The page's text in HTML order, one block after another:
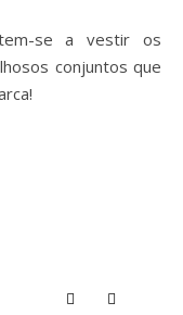
se a vestir os
conjuntos que